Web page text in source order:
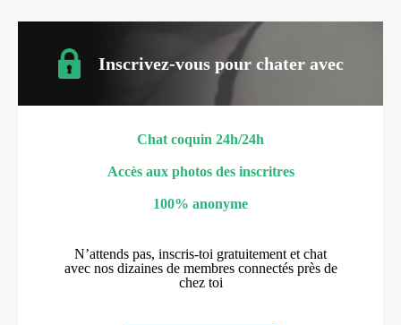
Inscrivez-vous pour chater avec
Chat coquin 24h/24h
Accès aux photos des inscritres
100% anonyme
N’attends pas, inscris-toi gratuitement et chat
avec nos dizaines de membres connectés près de
chez toi